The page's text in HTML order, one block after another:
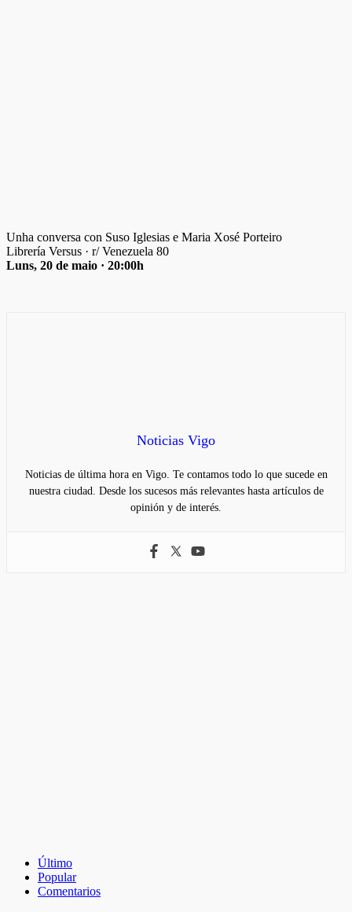
Unha conversa con Suso Iglesias e Maria Xosé Porteiro
Librería Versus · r/ Venezuela 80
Luns, 20 de maio · 20:00h
Noticias Vigo
Noticias de última hora en Vigo. Te contamos todo lo que sucede en
nuestra ciudad. Desde los sucesos más relevantes hasta artículos de
opinión y de interés.
Último
Popular
Comentarios